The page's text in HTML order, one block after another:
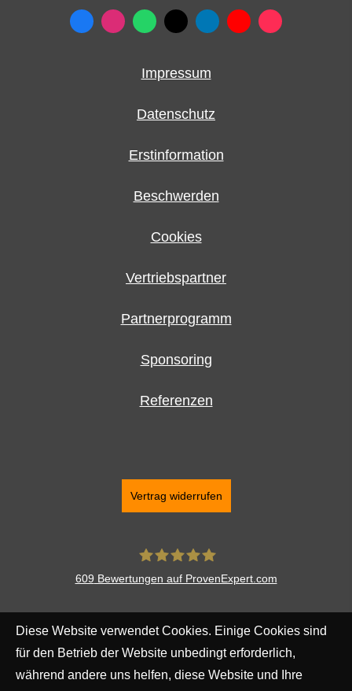
Impressum
Datenschutz
Erstinformation
Beschwerden
Cookies
Vertriebspartner
Partnerprogramm
Sponsoring
Referenzen
Vertrag widerrufen
(haftungsbeschränkt)
609 Bewertungen auf ProvenExpert.com
Diese Website verwendet Cookies. Einige Cookies sind
für den Betrieb der Website unbedingt erforderlich,
während andere uns helfen, diese Website und Ihre